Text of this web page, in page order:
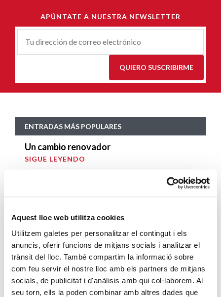
Aquest lloc web utilitza cookies
Utilitzem galetes per personalitzar el contingut i els
anuncis, oferir funcions de mitjans socials i analitzar el
trànsit del lloc. També compartim la informació sobre
com feu servir el nostre lloc amb els partners de mitjans
socials, de publicitat i d'anàlisis amb qui col·laborem. Al
seu torn, ells la poden combinar amb altres dades que
APÚNTATE A NUESTRA NEWSLETTER
Correu-
QUIERO SUSCRIBIRME
ENTRADAS MÁS POPULARES
Un cambio renovador
SIGUE LEYENDO
SIGUE LEYENDO
SIGUE LEYENDO
Endulzando la vida de los más pequeños